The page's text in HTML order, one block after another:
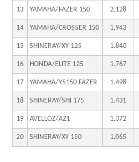
13 YAMAHA/FAZER 150 2.128
14 YAMAHA/CROSSER 150 1.943
15 SHINERAY/XY 125 1.840
16 HONDA/ELITE 125 1.767
17 YAMAHA/YS150 FAZER 1.498
18 SHINERAY/SHI 175 1.431
19 AVELLOZ/AZ1 1.372
20 SHINERAY/XY 150 1.065